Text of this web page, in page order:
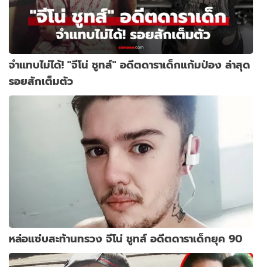
จำแทบไม่ได้! "จีโน่ ชูทส์" อดีตดาราเด็กแก้มป่อง ล่าสุด
รอยสักเต็มตัว
หล่อแซ่บสะท้านทรวง จีโน่ ชูทส์ อดีตดาราเด็กยุค 90